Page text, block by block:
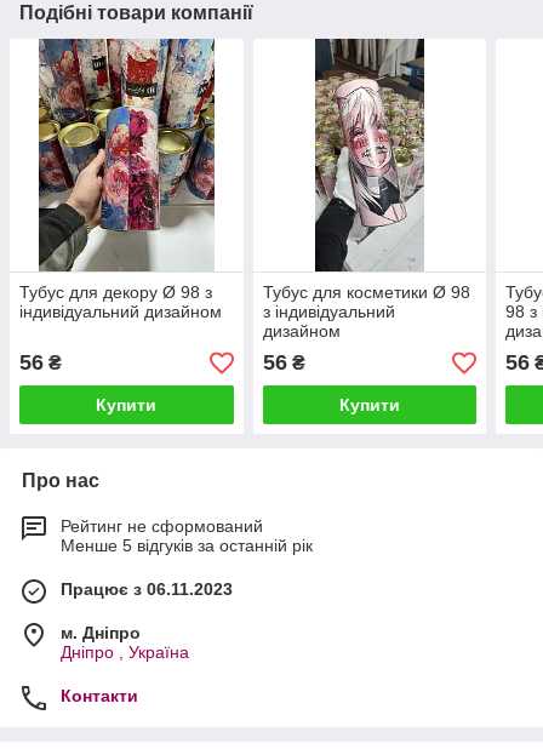
Подібні товари компанії
Тубус для декору Ø 98 з
індивідуальний дизайном
56 ₴
Купити
Тубус для косметики Ø 98
з індивідуальний
дизайном
56₴
Купити
98 з
56
Про нас
Рейтинг не сформований
Менше 5 відгуків за останній рік
Працює з 06.11.2023
м. Дніпро
Дніпро , Україна
Контакти